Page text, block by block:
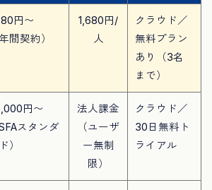
円〜
年間契約）
1,680円/
人
クラウド／
無料プラン
あり（3名
まで）
円〜
SFAスタンダ
）
法人課金
（ユーザ
ー無制
限）
クラウド／
30日無料ト
ライアル